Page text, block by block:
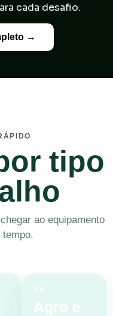
cada desafio.
→
tipo
ao equipamento
tempo.
03
Agro e